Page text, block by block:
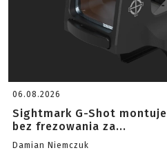
06.08.2026
Sightmark G-Shot
bez frezowania za...
Damian Niemczuk